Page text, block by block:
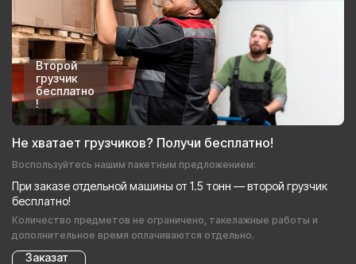
Второй
грузчик
бесплатно
!
Не хватает грузчиков? Получи бесплатно!
Воспользуйтесь нашим пакетным предложением:
При заказе отдельной машины от 1.5 тонн — второй грузчик
бесплатно!
Количество предметов не ограничено, такелажные работы и
дополнительное время оплачиваются отдельно.
Заказат